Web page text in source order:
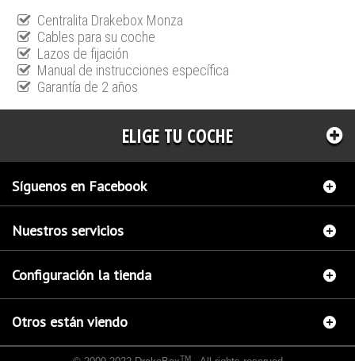
Centralita Drakebox Monza
Cables para su coche
Lazos de fijación
Manual de instrucciones específica
Garantía de 2 años
ELIGE TU COCHE
Síguenos en Facebook
Nuestros servicios
Configuración la tienda
Otros están viendo
TM